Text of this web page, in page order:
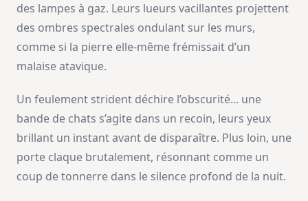
des lampes à gaz. Leurs lueurs vacillantes projettent
des ombres spectrales ondulant sur les murs,
comme si la pierre elle-même frémissait d’un
malaise atavique.
Un feulement strident déchire l’obscurité... une
bande de chats s’agite dans un recoin, leurs yeux
brillant un instant avant de disparaître. Plus loin, une
porte claque brutalement, résonnant comme un
coup de tonnerre dans le silence profond de la nuit.